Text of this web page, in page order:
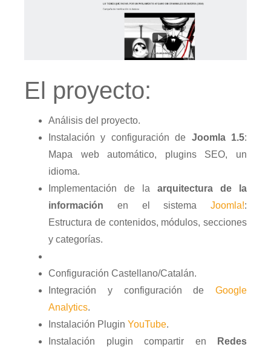
El proyecto:
Análisis del proyecto.
Instalación y configuración de Joomla 1.5:
Mapa web automático, plugins SEO, un
idioma.
Implementación de la arquitectura de la
información en el sistema Joomla!:
Estructura de contenidos, módulos, secciones
y categorías.
Configuración Castellano/Catalán.
Integración y configuración de Google
Analytics.
Instalación Plugin YouTube.
Instalación plugin compartir en
Redes